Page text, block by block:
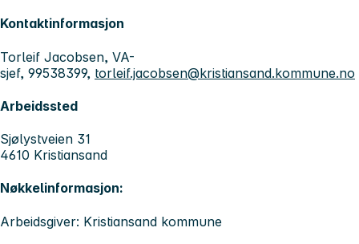
Kontaktinformasjon
Torleif Jacobsen, VA-
sjef, 99538399, torleif.jacobsen@kristiansand.kommune.no
Arbeidssted
Sjølystveien 31
4610 Kristiansand
Nøkkelinformasjon:
Arbeidsgiver: Kristiansand kommune